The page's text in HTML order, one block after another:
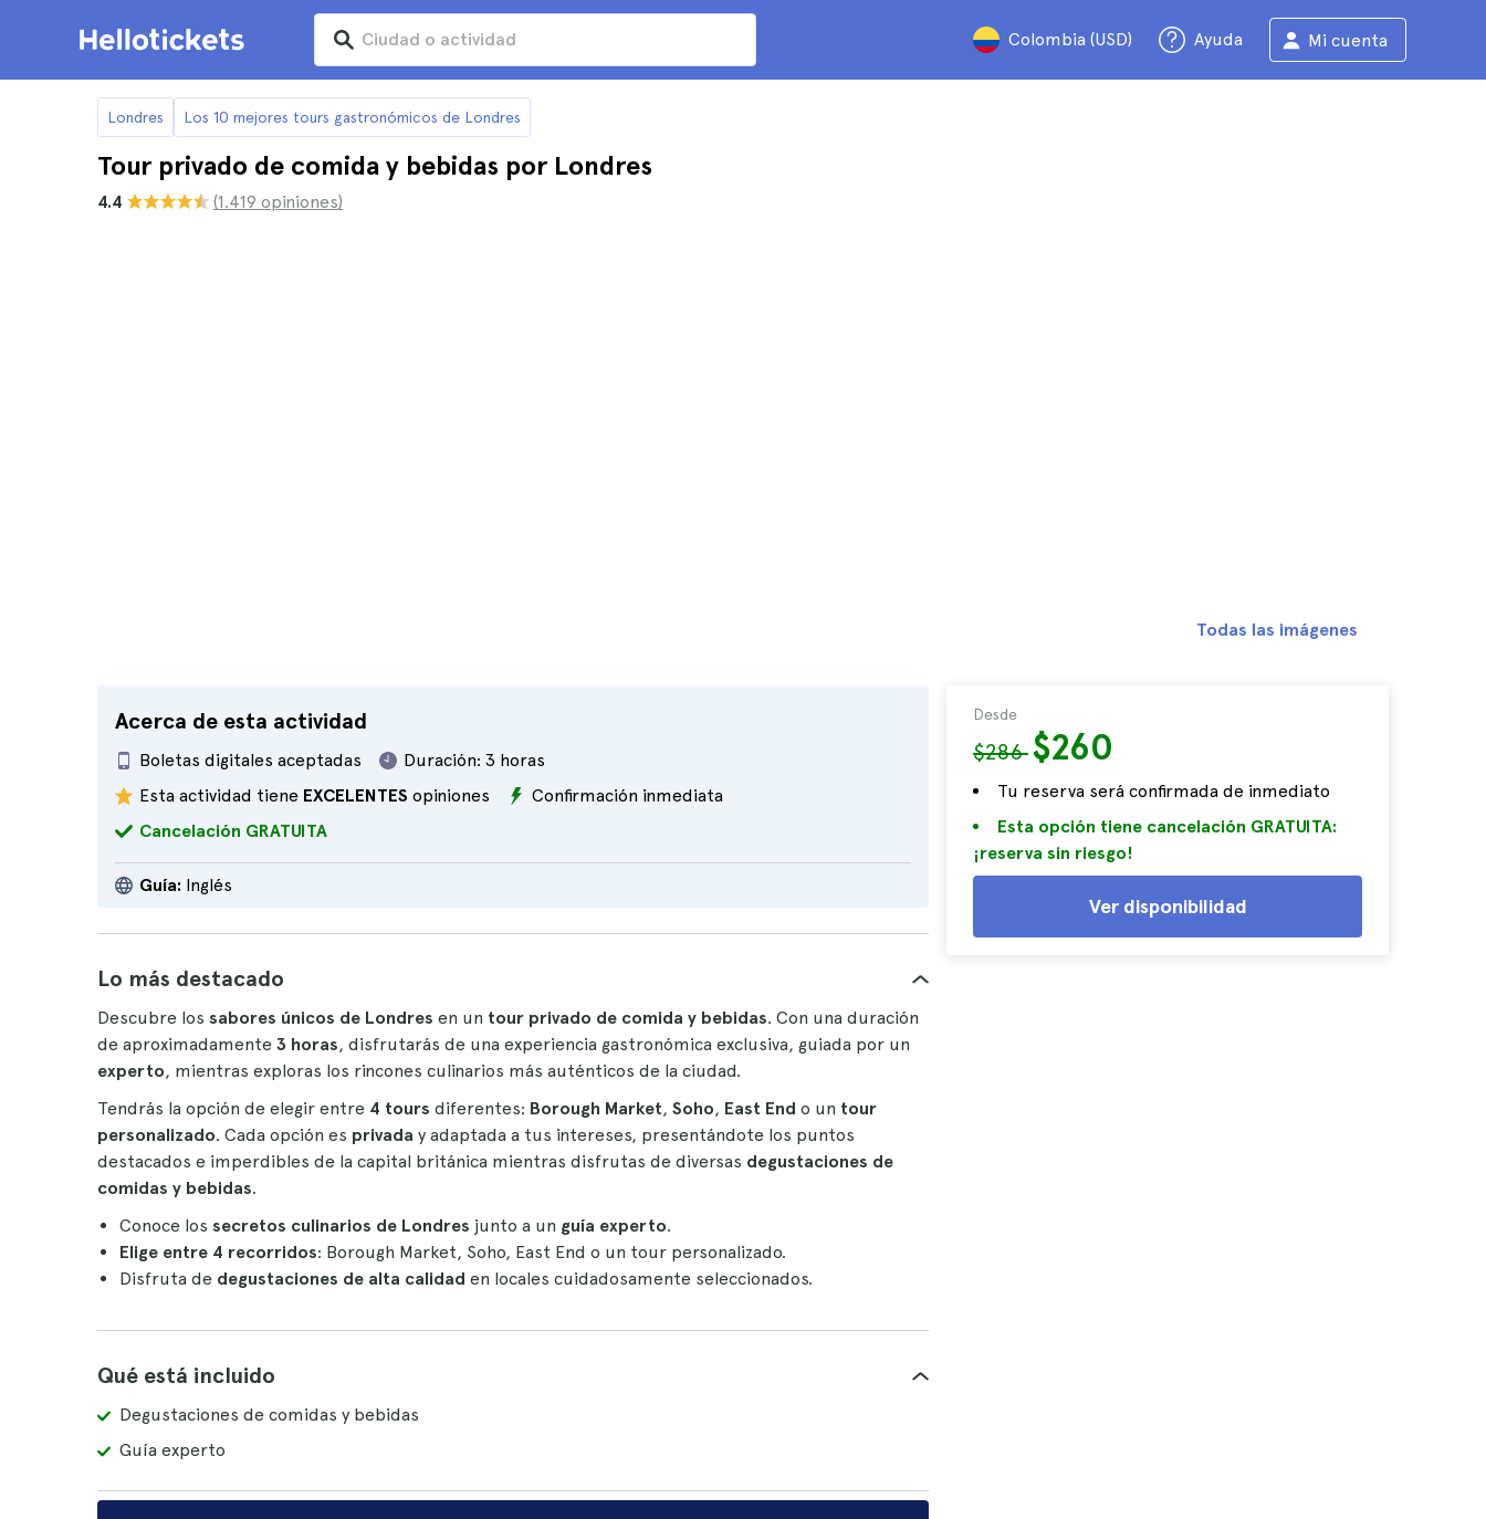
Colombia (USD) Ayuda Mi cuenta
Londres Los 10 mejores tours gastronómicos de Londres
Tour privado de comida y bebidas por Londres
4.4 (1.419 opiniones)
Acerca de esta actividad
Boletas digitales aceptadas Duración: 3 horas
Esta actividad tiene EXCELENTES opiniones
Confirmación inmediata
Cancelación GRATUITA
Guía: Inglés
Desde
$286$260
Tu reserva será confirmada de inmediato
Esta opción tiene cancelación GRATUITA:
¡reserva sin riesgo!
Ver disponibilidad
Todas las imágenes
Lo más destacado
Descubre los sabores únicos de Londres en un tour privado de comida y bebidas. Con una duración
de aproximadamente 3 horas, disfrutarás de una experiencia gastronómica exclusiva, guiada por un
experto, mientras exploras los rincones culinarios más auténticos de la ciudad.
Tendrás la opción de elegir entre 4 tours diferentes: Borough Market, Soho, East End o un tour
personalizado. Cada opción es privada y adaptada a tus intereses, presentándote los puntos
destacados e imperdibles de la capital británica mientras disfrutas de diversas degustaciones de
comidas y bebidas.
Conoce los secretos culinarios de Londres junto a un guía experto.
Elige entre 4 recorridos: Borough Market, Soho, East End o un tour personalizado.
Disfruta de degustaciones de alta calidad en locales cuidadosamente seleccionados.
Qué está incluido
Degustaciones de comidas y bebidas
Guía experto